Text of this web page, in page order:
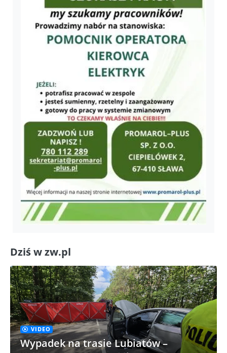
Dziś w zw.pl
VIDEO
Wypadek na trasie Lubiatów –